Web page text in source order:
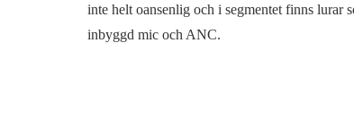
inte helt oansenlig och i segmentet finns lurar
inbyggd mic och ANC.